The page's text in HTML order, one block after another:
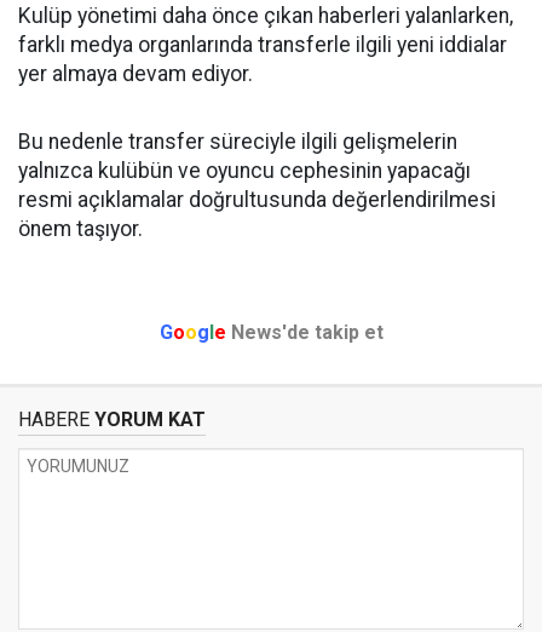
Kulüp yönetimi daha önce çıkan haberleri yalanlarken,
farklı medya organlarında transferle ilgili yeni iddialar
yer almaya devam ediyor.
Bu nedenle transfer süreciyle ilgili gelişmelerin
yalnızca kulübün ve oyuncu cephesinin yapacağı
resmi açıklamalar doğrultusunda değerlendirilmesi
önem taşıyor.
Google News'de takip et
HABERE YORUM KAT